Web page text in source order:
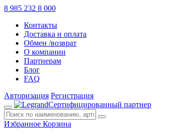
8 985 232 8 000
Контакты
Доставка и оплата
Обмен /возврат
О компании
Партнерам
Блог
FAQ
Авторизация Регистрация
Сертифицированный партнер
Избранное Корзина